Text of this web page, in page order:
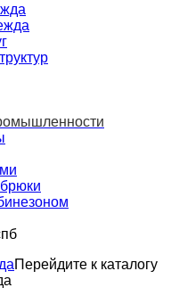
Перейдите к каталогу